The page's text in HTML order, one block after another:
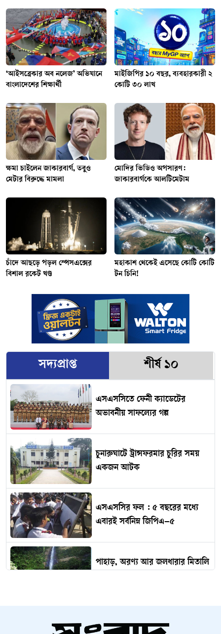
‘আইসব্রেকার অব নলেজ’ অভিযানে
বাংলাদেশের শিক্ষার্থী
মাইজিপির ১০ বছর, ব্যবহারকারী ২
কোটি ৩০ লাখ
ক্ষমা চাইলেন জাকারবার্গ, তবুও
মেটার বিরুদ্ধে মামলা
মোদির ভিডিও অপসারণ:
জাকারবার্গকে আলটিমেটাম
চাঁদে আছড়ে পড়ল স্পেসএক্সের
বিশাল রকেট খণ্ড
মহাকাশ থেকেই এসেছে কোটি কোটি
টন চিনি!
সদ্যপ্রাপ্ত শীর্ষ ১০
এসএসসিতে ফেনী ক্যাডেটের
অভাবনীয় সাফল্যের গল্প
চুনারুঘাটে ট্রান্সফরমার চুরির সময়
একজন আটক
এসএসসির ফল : ৫ বছরের মধ্যে
এবারই সর্বনিম্ন জিপিএ–৫
পাহাড়, অরণ্য আর জলধারার মিতালি
বিচারক নিহত